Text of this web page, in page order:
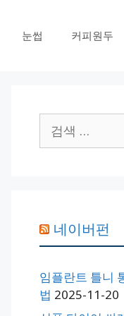
눈썹 커피원두
색:
네이버펀
임플란트 틀니
법 2025-11-20